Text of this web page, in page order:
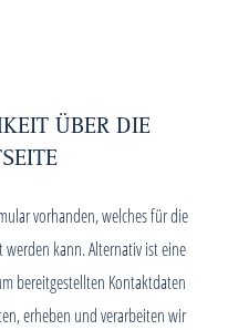
ÜBER DIE
vorhanden, welches für die
kann. Alternativ ist eine
bereitgestellten Kontaktdaten
erheben und verarbeiten wir